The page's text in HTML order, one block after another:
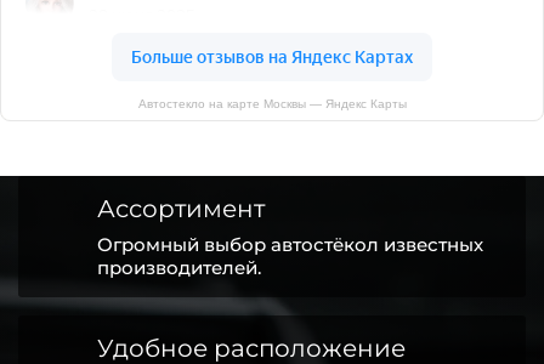
Автостекло на карте Москвы — Яндекс Карты
Ассортимент
Огромный выбор автостёкол известных
производителей.
Удобное расположение